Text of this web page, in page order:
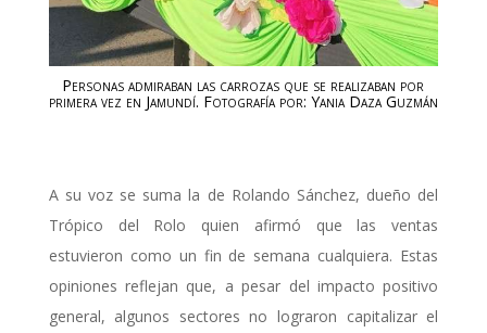
Personas admiraban las carrozas que se realizaban por
primera vez en Jamundí. Fotografía por: Yania Daza Guzmán
A su voz se suma la de Rolando Sánchez, dueño del
Trópico del Rolo quien afirmó que las ventas
estuvieron como un fin de semana cualquiera. Estas
opiniones reflejan que, a pesar del impacto positivo
general, algunos sectores no lograron capitalizar el